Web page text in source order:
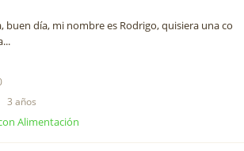
buen día, mi nombre es Rodrigo, quisiera una co
3 años
Alimentación